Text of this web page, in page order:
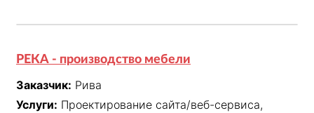
РЕКА - производство мебели
Заказчик: Рива
Услуги: Проектирование сайта/веб-сервиса,